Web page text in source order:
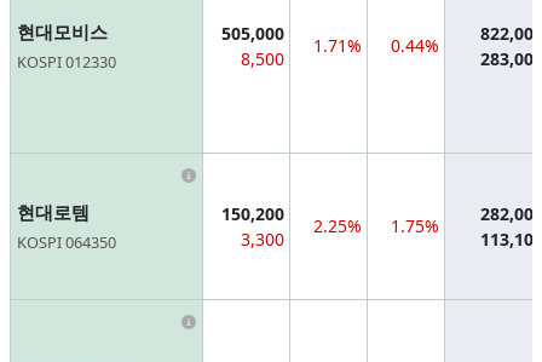
현대모비스
KOSPI 012330
505,000
8,500
1.71% 0.44%
822,000
283,000
현대로템
KOSPI 064350
Information
150,200
3,300
2.25% 1.75%
282,000
113,100
Information